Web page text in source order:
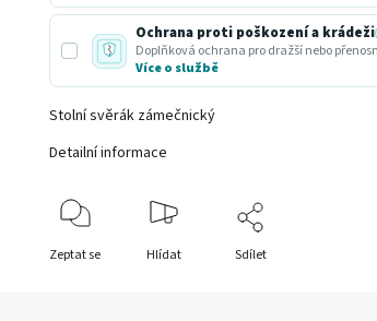
Ochrana proti poškození a krádeži
Doplňková ochrana pro dražší nebo
Více o službě
Stolní svěrák zámečnický
Detailní informace
Zeptat se Hlídat Sdílet